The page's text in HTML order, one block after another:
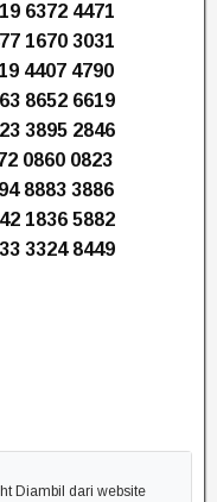
6372 4471
1670 3031
4407 4790
8652 6619
3895 2846
0860 0823
8883 3886
1836 5882
3324 8449
Diambil dari website